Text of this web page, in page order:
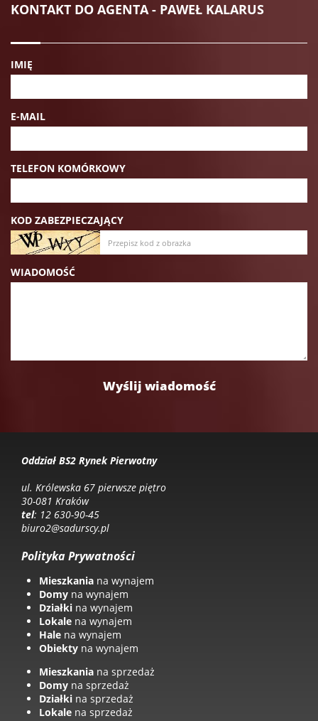
KONTAKT DO AGENTA - PAWEŁ KALARUS
IMIĘ
E-MAIL
TELEFON KOMÓRKOWY
KOD ZABEZPIECZAJĄCY
WIADOMOŚĆ
Oddział BS2 Rynek Pierwotny
ul. Królewska 67 pierwsze piętro
30-081 Kraków
tel: 12 630-90-45
biuro2@sadurscy.pl
Polityka Prywatności
Mieszkania na wynajem
Domy na wynajem
Działki na wynajem
Lokale na wynajem
Hale na wynajem
Obiekty na wynajem
Mieszkania na sprzedaż
Domy na sprzedaż
Działki na sprzedaż
Lokale na sprzedaż